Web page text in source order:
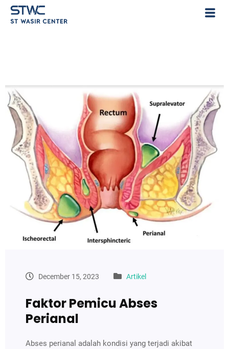
December 15, 2023 Artikel
Faktor Pemicu Abses
Perianal
Abses perianal adalah kondisi yang terjadi akibat